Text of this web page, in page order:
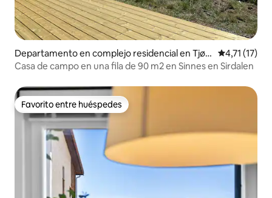
Departamento en complejo residencial en Tjør
hom
Calificación
4,71 (17)
Casa de campo en una fila de 90 m2 en Sinnes en Sirdalen
Favorito entre huéspedes
Favorito entre huéspedes